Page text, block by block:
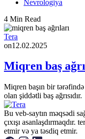
Nevrologiya
4 Min Read
Tera
on12.02.2025
Miqren baş
Miqren başın bir tərəfində
olan şiddətli baş ağrısıdır.
Bu veb-saytın məqsədi
çıxışı
etmir və ya təsdiq etmir.